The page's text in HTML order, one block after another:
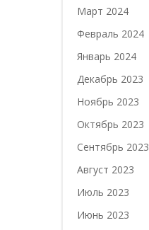
Март 2024
Февраль 2024
Январь 2024
Декабрь 2023
Ноябрь 2023
Октябрь 2023
Сентябрь 2023
Август 2023
Июль 2023
Июнь 2023